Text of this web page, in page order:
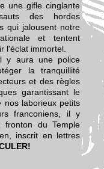
une gifle cinglante
des hordes
qui jalousent notre
et tentent
l'éclat immortel.
y aura une police
la tranquillité
et des règles
garantissant le
nos laborieux petits
franconiens, il y
fronton du Temple
inscrit en lettres